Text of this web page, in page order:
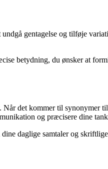
gentagelse og tilføje
betydning, du ønsker at
det kommer til
og præcisere dine
daglige samtaler og